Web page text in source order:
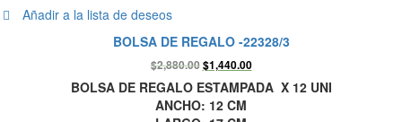
Añadir a la lista de deseos
BOLSA DE REGALO -22328/3
$2,880.00 $1,440.00
BOLSA DE REGALO ESTAMPADA X 12 UNI
ANCHO: 12 CM